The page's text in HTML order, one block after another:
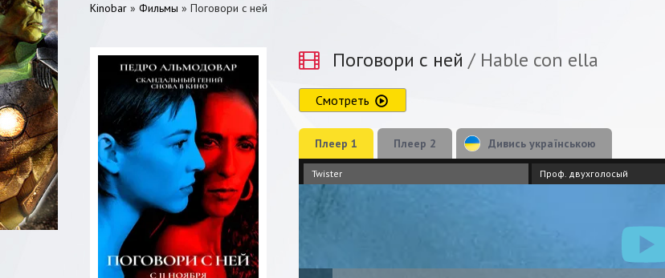
Kinobar » Фильмы » Поговори с ней
Поговори с ней / Hable con ella
0
1 3 4 5 Смотреть
Плеер 1 Плеер 2 Дивись українською
Twister Проф. двухголосый